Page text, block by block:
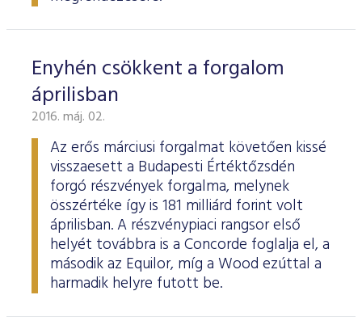
Enyhén csökkent a forgalom
áprilisban
2016. máj. 02.
Az erős márciusi forgalmat követően kissé
visszaesett a Budapesti Értéktőzsdén
forgó részvények forgalma, melynek
összértéke így is 181 milliárd forint volt
áprilisban. A részvénypiaci rangsor első
helyét továbbra is a Concorde foglalja el, a
második az Equilor, míg a Wood ezúttal a
harmadik helyre futott be.